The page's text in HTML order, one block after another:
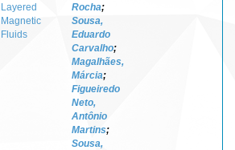
Layered
Magnetic
Fluids
Rocha;
Sousa,
Eduardo
Carvalho;
Magalhães,
Márcia;
Figueiredo
Neto,
Antônio
Martins;
Sousa,